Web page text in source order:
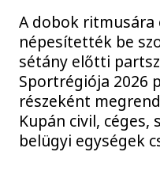
A dobok ritmusára
népesítették be
sétány előtti
Sportrégiója 2026
részeként
Kupán civil,
belügyi egységek